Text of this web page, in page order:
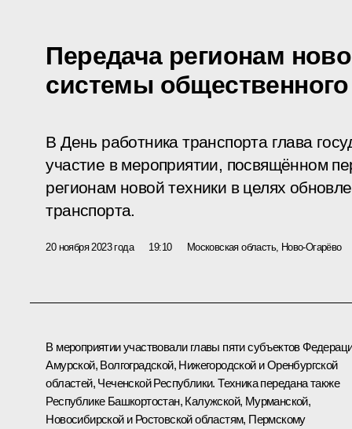
Передача регионам
системы общественного
В День работника транспорта глава
участие в мероприятии, посвящённом
регионам новой техники в целях
транспорта.
20 ноября 2023 года 19:10 Московская область, Ново-Огарёво
В мероприятии участвовали главы пяти субъектов
Амурской, Волгоградской, Нижегородской и Оренбургской
областей, Чеченской Республики. Техника передана также
Республике Башкортостан, Калужской, Мурманской,
Новосибирской и Ростовской областям, Пермскому